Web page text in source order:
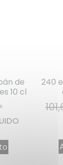
de
10 cl
240